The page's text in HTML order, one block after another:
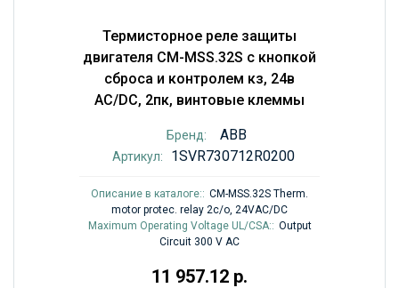
Термисторное реле защиты
двигателя CM-MSS.32S с кнопкой
сброса и контролем кз, 24в
AC/DC, 2пк, винтовые клеммы
Бренд: ABB
Артикул: 1SVR730712R0200
Описание в каталоге:: CM-MSS.32S Therm.
motor protec. relay 2c/o, 24VAC/DC
Maximum Operating Voltage UL/CSA:: Output
Circuit 300 V AC
11 957.12 р.